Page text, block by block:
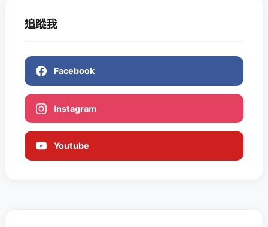
追蹤我
Facebook
Instagram
Youtube